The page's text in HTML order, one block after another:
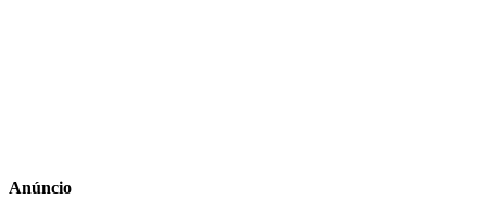
Anúncio